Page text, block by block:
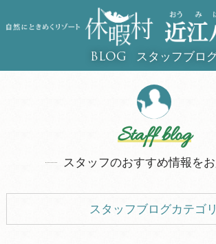
BLOG スタッフブロ
Staff blog
スタッフのおすすめ情報を
スタッフブログカテゴリ